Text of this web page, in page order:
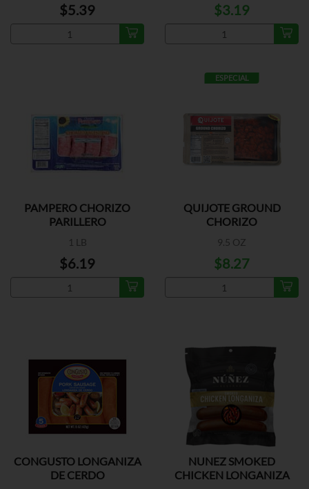
$5.39 $3.19
PAMPERO CHORIZO
PARILLERO
1 LB
$6.19
ESPECIAL
QUIJOTE GROUND
CHORIZO
9.5 OZ
$8.27
CONGUSTO LONGANIZA
DE CERDO
NUNEZ SMOKED
CHICKEN LONGANIZA